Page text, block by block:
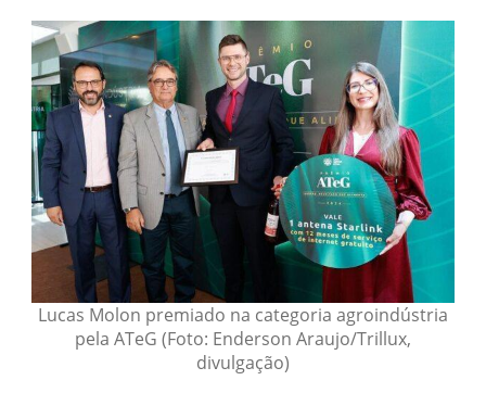
Lucas Molon premiado na categoria agroindústria
pela ATeG (Foto: Enderson Araujo/Trillux,
divulgação)